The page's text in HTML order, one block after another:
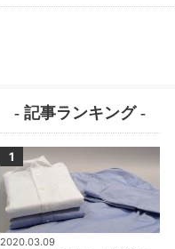
- 記事ランキング -
2020.03.09